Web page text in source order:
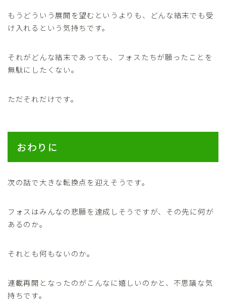
もうどういう展開を望むというよりも、どんな結末でも受
け入れるという気持ちです。
それがどんな結末であっても、フォスたちが願ったことを
無駄にしたくない。
ただそれだけです。
おわりに
次の話で大きな転換点を迎えそうです。
フォスはみんなの悲願を達成しそうですが、その先に何が
あるのか。
それとも何もないのか。
連載再開となったのがこんなに嬉しいのかと、不思議な気
持ちです。